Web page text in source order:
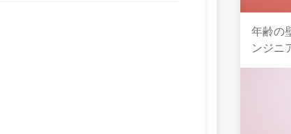
年齢の
ンジニ